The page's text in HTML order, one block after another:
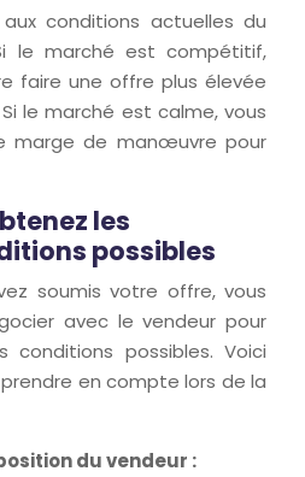
conditions actuelles du
le marché est compétitif,
faire une offre plus élevée
le marché est calme, vous
marge de manœuvre pour
les
possibles
soumis votre offre, vous
avec le vendeur pour
conditions possibles. Voici
en compte lors de la
du vendeur :